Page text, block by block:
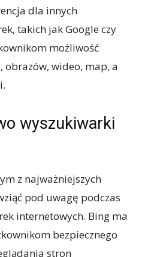
dla innych
takich jak Google czy
możliwość
wideo, map, a
wyszukiwarki
z najważniejszych
pod uwagę podczas
internetowych. Bing ma
bezpiecznego
stron